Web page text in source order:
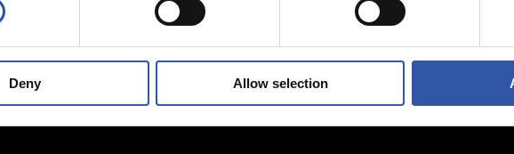
Deny Allow selection